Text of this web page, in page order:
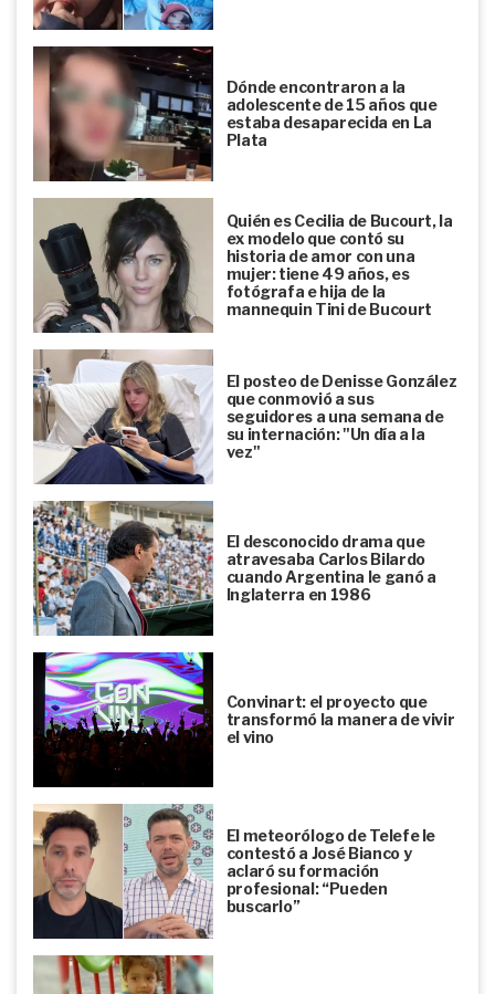
Dónde encontraron a la
adolescente de 15 años que
estaba desaparecida en La
Plata
Quién es Cecilia de Bucourt, la
ex modelo que contó su
historia de amor con una
mujer: tiene 49 años, es
fotógrafa e hija de la
mannequin Tini de Bucourt
El posteo de Denisse González
que conmovió a sus
seguidores a una semana de
su internación: "Un día a la
vez"
El desconocido drama que
atravesaba Carlos Bilardo
cuando Argentina le ganó a
Inglaterra en 1986
Convinart: el proyecto que
transformó la manera de vivir
el vino
El meteorólogo de Telefe le
contestó a José Bianco y
aclaró su formación
profesional: “Pueden
buscarlo”